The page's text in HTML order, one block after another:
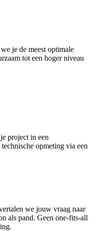
je de meest optimale
tot een hoger niveau
project in een
opmeting via een
we jouw vraag naar
als pand. Geen one-fits-all